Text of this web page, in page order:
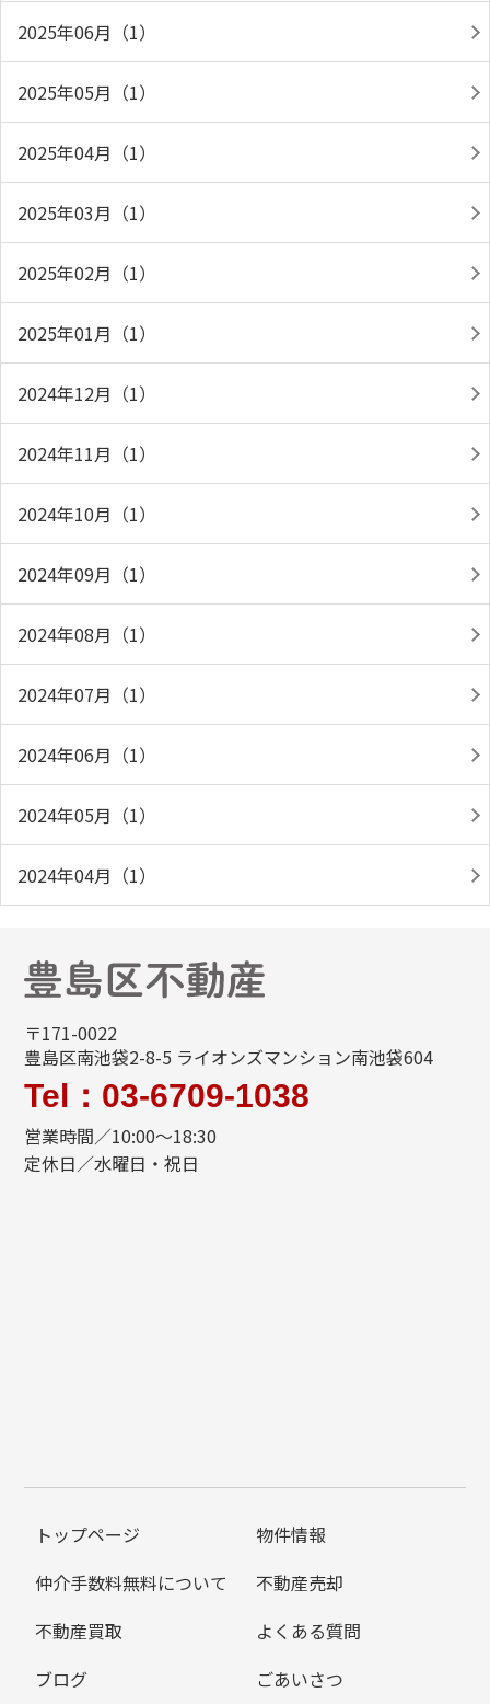
2025年06月（1）
2025年05月（1）
2025年04月（1）
2025年03月（1）
2025年02月（1）
2025年01月（1）
2024年12月（1）
2024年11月（1）
2024年10月（1）
2024年09月（1）
2024年08月（1）
2024年07月（1）
2024年06月（1）
2024年05月（1）
2024年04月（1）
〒171-0022
豊島区南池袋2-8-5 ライオンズマンション南池袋604
Tel：03-6709-1038
営業時間／10:00～18:30
定休日／水曜日・祝日
トップページ
物件情報
仲介手数料無料について
不動産売却
不動産買取
よくある質問
ブログ
ごあいさつ